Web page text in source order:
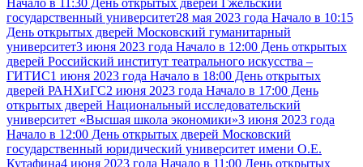
Начало в 11:30 День открытых дверей Гжельский
государственный университет28 мая 2023 года Начало в 10:15
День открытых дверей Московский гуманитарный
университет3 июня 2023 года Начало в 12:00 День открытых
дверей Российский институт театрального искусства –
ГИТИС1 июня 2023 года Начало в 18:00 День открытых
дверей РАНХиГС2 июня 2023 года Начало в 17:00 День
открытых дверей Национальный исследовательский
университет «Высшая школа экономики»3 июня 2023 года
Начало в 12:00 День открытых дверей Московский
государственный юридический университет имени О.Е.
Кутафина4 июня 2023 года Начало в 11:00 День открытых